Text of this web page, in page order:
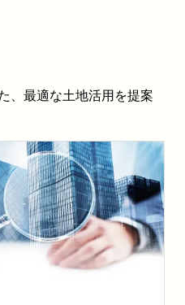
、最適な土地活用を提案